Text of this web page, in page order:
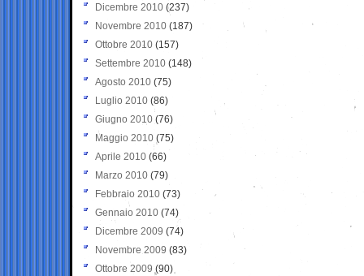
Dicembre 2010 (237)
Novembre 2010 (187)
Ottobre 2010 (157)
Settembre 2010 (148)
Agosto 2010 (75)
Luglio 2010 (86)
Giugno 2010 (76)
Maggio 2010 (75)
Aprile 2010 (66)
Marzo 2010 (79)
Febbraio 2010 (73)
Gennaio 2010 (74)
Dicembre 2009 (74)
Novembre 2009 (83)
Ottobre 2009 (90)